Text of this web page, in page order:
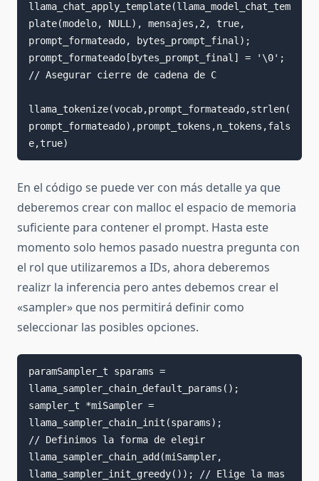
llama_chat_apply_template(llama_model_chat_tem
plate(modelo, NULL), mensajes,2, true,
prompt_formateado, bytes_prompt_final);
prompt_formateado[bytes_prompt_final] = '\0';
// Asegurar cierre de cadena de C
llama_tokenize(vocab,prompt_formateado,strlen(
prompt_formateado),prompt_tokens,n_tokens,fals
e,true)
En el código se puede ver con más detalle ya que
deberemos crear con malloc el espacio de memoria
suficiente para contener el prompt. Hasta este
momento solo hemos pasado nuestra pregunta con
el rol que utilizaremos a IDs, ahora deberemos
realizr la inferencia pero antes debemos crear el
«sampler» que nos permitirá definir como
seleccionar las posibles opciones.
paramSampler_t sparams =
llama_sampler_chain_default_params();
sampler_t *miSampler =
llama_sampler_chain_init(sparams);
// Definimos la forma de elegir
llama_sampler_chain_add(miSampler,
llama_sampler_init_greedy()); // Elige la mas